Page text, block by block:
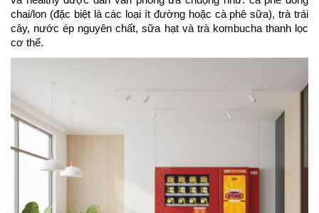
chai/lon (đặc biệt là các loại ít đường hoặc cà phê sữa), trà trái
cây, nước ép nguyên chất, sữa hạt và trà kombucha thanh lọc
cơ thể.